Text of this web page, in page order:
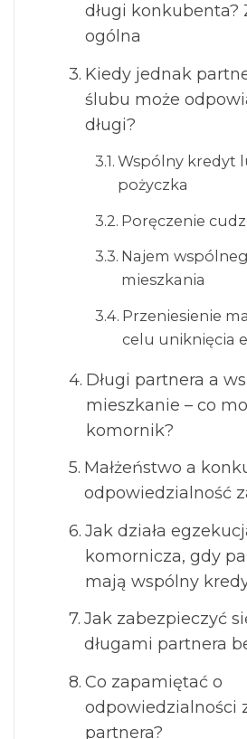
długi konkubenta?
ogólna
Kiedy jednak
ślubu może
długi?
Wspólny kredyt
pożyczka
Poręczenie
Najem
mieszkania
Przeniesienie
celu uniknięcia
Długi partnera a
mieszkanie – co
komornik?
Małżeństwo a
odpowiedzialność
Jak działa
komornicza, gdy
mają wspólny
Jak zabezpieczyć
długami partnera
Co zapamiętać o
odpowiedzialności
partnera?